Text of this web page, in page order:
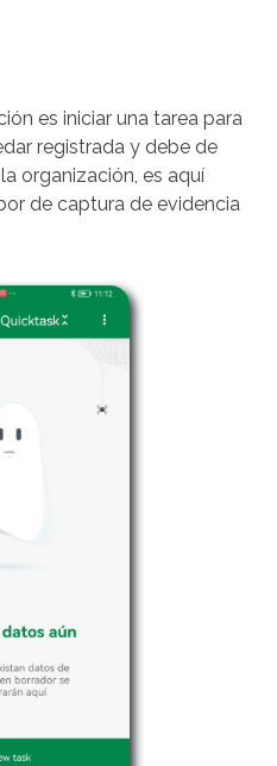
es iniciar una tarea para
registrada y debe de
organización, es aquí
de captura de evidencia